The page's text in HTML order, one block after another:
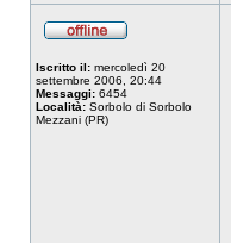
Iscritto il: mercoledì 20
settembre 2006, 20:44
Messaggi: 6454
Località: Sorbolo di Sorbolo
Mezzani (PR)